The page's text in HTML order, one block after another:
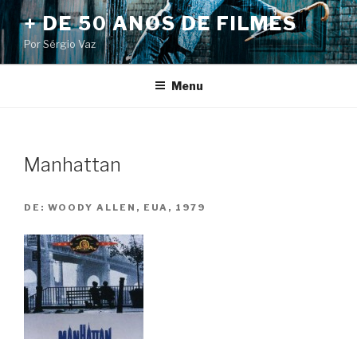
Pular
para
o
conteúdo
+ DE 50 ANOS DE FILMES
Por Sérgio Vaz
Menu
Manhattan
DE: WOODY ALLEN, EUA, 1979